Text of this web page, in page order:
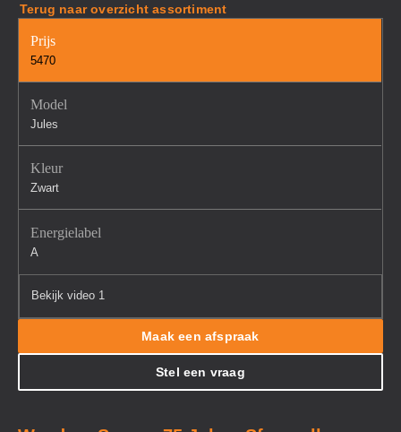
Terug naar overzicht assortiment
Prijs
5470
Model
Jules
Kleur
Zwart
Energielabel
A
Bekijk video 1
Maak een afspraak
Stel een vraag